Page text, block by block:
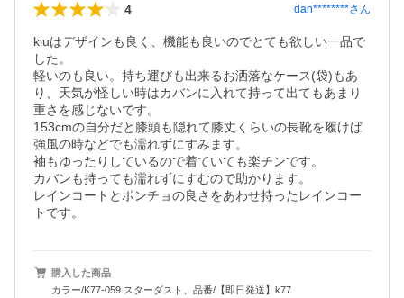
4 dan********さん
kiuはデザインも良く、機能も良いのでとても欲しい一品で
した。
軽いのも良い。持ち運びも出来るお洒落なケース(袋)もあ
り、天気が怪しい時はカバンに入れて持って出てもあまり
重さを感じないです。
153cmの自分だと膝頭も隠れて膝丈くらいの長靴を履けば
強風の時などでも濡れずにすみます。
袖もゆったりしているので着ていても楽チンです。
カバンも持っても濡れずにすむので助かります。
レインコートとポンチョの良さをあわせ持ったレインコー
トです。
購入した商品
カラー/K77-059.スターダスト、品番/【即日発送】k77